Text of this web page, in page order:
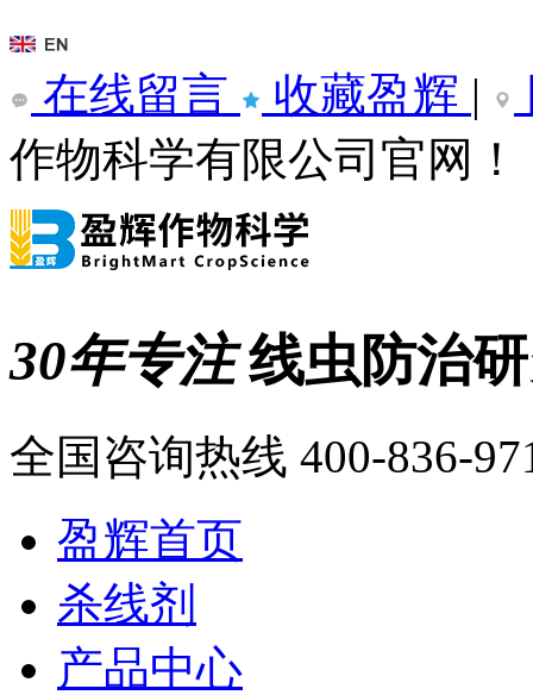
在线留言 收藏盈辉 |
作物科学有限公司官网！
30年专注线虫防治
全国咨询热线 400-836-
盈辉首页
杀线剂
产品中心